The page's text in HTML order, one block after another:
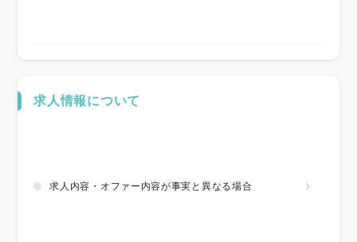
求人情報について
求人内容・オファー内容が事実と異なる場合